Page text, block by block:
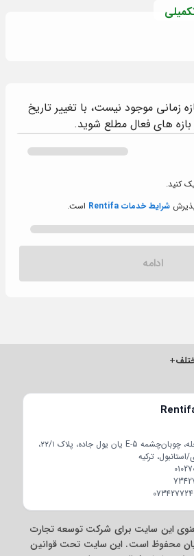
زمانی موجود نیست، با تغییر تاریخ
بازه های فعال مطلع شوید.
کنید.
پذیرششرایط خدمات Rentifa است.
ادامه
+
آتاکوی ۷-۸-۹-۱۰ قسم محله، چوبان‌چشمه E-5 یان یول جاده، پلاک ۲۲/۱،
این سایت برای شرکت توسعه تجارت
محفوظ است. این سایت تحت قوانین